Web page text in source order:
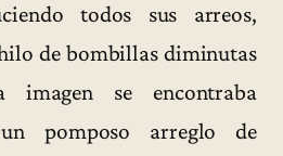
todos sus arreos,
de bombillas diminutas
imagen se encontraba
pomposo arreglo de